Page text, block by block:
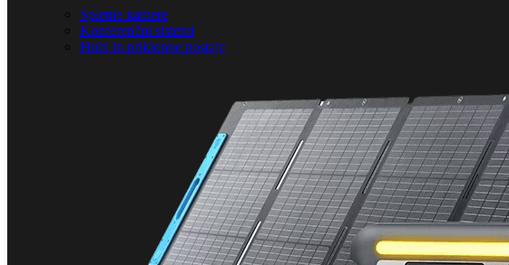
Spletne kamere
Konferenčni sistemi
Hubi in priklopne postaje